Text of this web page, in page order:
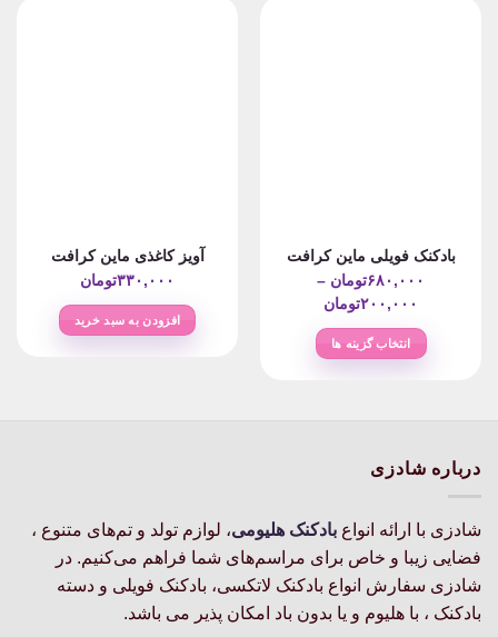
بادکنک فویلی ماین کرافت
۶۸۰,۰۰۰تومان –
۲۰۰,۰۰۰تومان
range:
انتخاب گزینه ها
گزینه
ها
ممکن
است
در
آویز کاغذی ماین کرافت
۳۳۰,۰۰۰تومان
افزودن به سبد خرید
درباره شادزی
شادزی با ارائه انواع بادکنک‌ هلیومی، لوازم تولد و تم‌های متنوع ،
فضایی زیبا و خاص برای مراسم‌های شما فراهم می‌کنیم. در
شادزی سفارش انواع بادکنک لاتکسی، بادکنک فویلی و دسته
بادکنک ، با هلیوم و یا بدون باد امکان پذیر می باشد.